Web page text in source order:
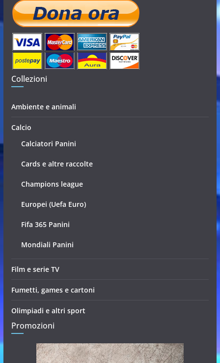
Collezioni
Ambiente e animali
Calcio
Calciatori Panini
Cards e altre raccolte
Champions league
Europei (Uefa Euro)
Fifa 365 Panini
Mondiali Panini
Film e serie TV
Fumetti, games e cartoni
Olimpiadi e altri sport
Promozioni